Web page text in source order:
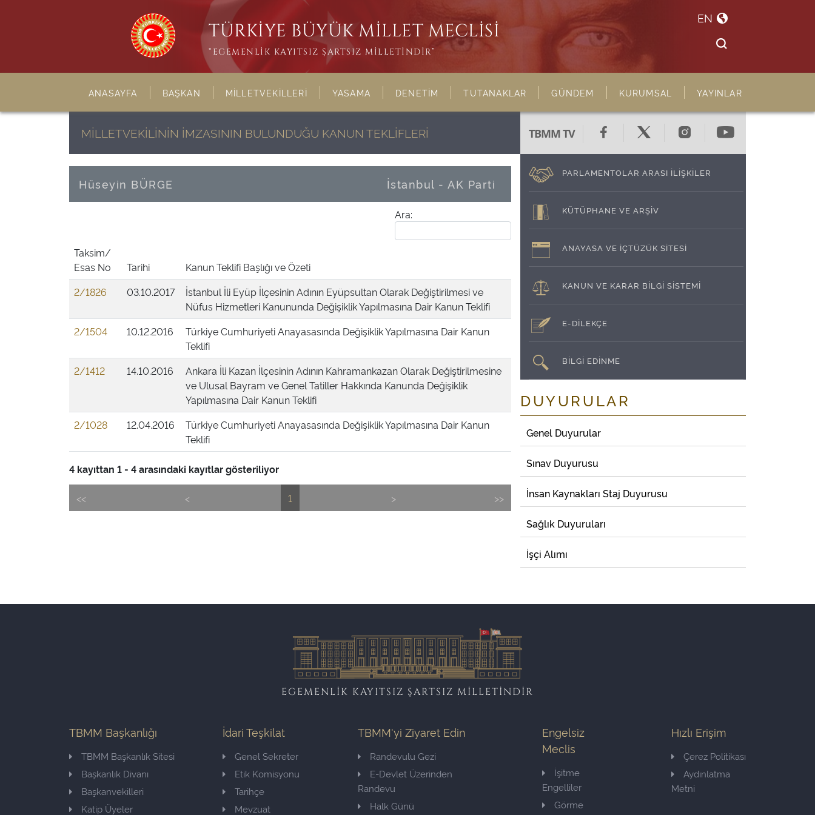
TÜRKİYE BÜYÜK MİLLET MECLİSİ
“EGEMENLİK KAYITSIZ ŞARTSIZ MİLLETİNDİR”
EN
ANASAYFA BAŞKAN MİLLETVEKİLLERİ YASAMA DENETİM TUTANAKLAR GÜNDEM KURUMSAL YAYINLAR
MİLLETVEKİLİNİN İMZASININ BULUNDUĞU KANUN TEKLİFLERİ
Hüseyin BÜRGE İstanbul - AK Parti
Ara:
Taksim/
Esas No
Tarihi
Kanun Teklifi Başlığı ve Özeti
2/1826
03.10.2017
İstanbul İli Eyüp İlçesinin Adının Eyüpsultan Olarak Değiştirilmesi ve
Nüfus Hizmetleri Kanununda Değişiklik Yapılmasına Dair Kanun Teklifi
2/1504
10.12.2016
Türkiye Cumhuriyeti Anayasasında Değişiklik Yapılmasına Dair Kanun
Teklifi
2/1412
14.10.2016
Ankara İli Kazan İlçesinin Adının Kahramankazan Olarak Değiştirilmesine
ve Ulusal Bayram ve Genel Tatiller Hakkında Kanunda Değişiklik
Yapılmasına Dair Kanun Teklifi
2/1028
12.04.2016
Türkiye Cumhuriyeti Anayasasında Değişiklik Yapılmasına Dair Kanun
Teklifi
4 kayıttan 1 - 4 arasındaki kayıtlar gösteriliyor
<< < 1 > >>
TBMM TV
PARLAMENTOLAR ARASI İLİŞKİLER
KÜTÜPHANE VE ARŞİV
ANAYASA VE İÇTÜZÜK SİTESİ
KANUN VE KARAR BİLGİ SİSTEMİ
E-DİLEKÇE
BİLGİ EDİNME
DUYURULAR
Genel Duyurular
Sınav Duyurusu
İnsan Kaynakları Staj Duyurusu
Sağlık Duyuruları
İşçi Alımı
EGEMENLİK KAYITSIZ ŞARTSIZ MİLLETİNDİR
TBMM Başkanlığı
TBMM Başkanlık Sitesi
Başkanlık Divanı
Başkanvekilleri
Katip Üyeler
İdari Teşkilat
Genel Sekreter
Etik Komisyonu
Tarihçe
Mevzuat
TBMM'yi Ziyaret Edin
Randevulu Gezi
E-Devlet Üzerinden
Randevu
Halk Günü
Engelsiz
Meclis
İşitme
Engelliler
Görme
Hızlı Erişim
Çerez Politikası
Aydınlatma
Metni